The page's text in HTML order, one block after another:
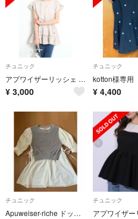
チュニック
アプワイザーリッシェ レースドッキングチュニック
¥ 3,000
チュニック
kotton様専用
¥ 4,400
チュニック
Apuweiser-riche ドッキングチュニック
チュニック